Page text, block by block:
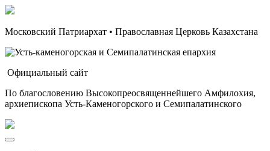
Московский Патриархат • Православная Церковь Казахстана
Официальный сайт
По благословению Высокопреосвященнейшего Амфилохия,
архиепископа Усть-Каменогорского и Семипалатинского